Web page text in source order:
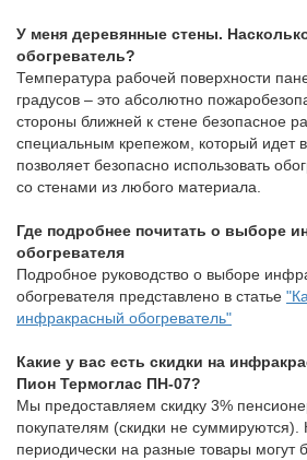
У меня деревянные стены.
обогреватель?
Температура рабочей поверхности
градусов – это абсолютно
стороны ближней к стене безопасное
специальным крепежом, который идет
позволяет безопасно использовать
со стенами из любого материала.
Где подробнее почитать о выборе
обогревателя
Подробное руководство о выборе
обогревателя представлено в статье
инфракрасный обогреватель"
Какие у вас есть скидки на
Пион Термоглас ПН-07?
Мы предоставляем скидку 3%
покупателям (скидки не суммируются).
периодически на разные товары могут